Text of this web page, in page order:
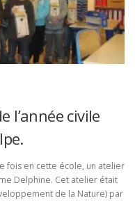
l’année civile
fois en cette école, un atelier
Delphine. Cet atelier était
de la Nature) par